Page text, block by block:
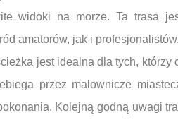
widoki na morze. Ta trasa
amatorów, jak i
jest idealna dla tych,
przez malownicze
Kolejną godną uwagi